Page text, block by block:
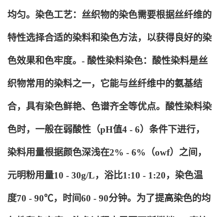
均匀。染色工艺：丝织物的染色需要根据丝纤维的
特性选择合适的染料和染色方法，以获得良好的染
色效果和色牢度。- 酸性染料染色：酸性染料是丝
织物常用的染料之一，它能与丝纤维中的氨基结
合，具有染色鲜艳、色谱齐全等优点。酸性染料染
色时，一般在弱酸性（pH值4 - 6）条件下进行，
染料用量根据颜色深浅在2% - 6%（owf）之间，
元明粉用量10 - 30g/L，浴比1:10 - 1:20，染色温
度70 - 90℃，时间60 - 90分钟。为了提高染色的均